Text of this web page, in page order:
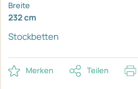
Breite
232 cm
Stockbetten
Merken Teilen